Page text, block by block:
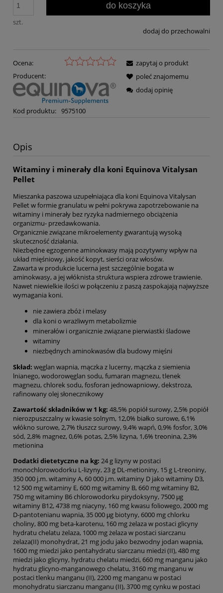
szt.
do koszyka
dodaj do przechowalni
Ocena:
Producent:
Kod produktu: 9575100
zapytaj o produkt
poleć znajomemu
dodaj opinię
Opis
Witaminy i minerały dla koni Equinova Vitalysan
Pellet
Mieszanka paszowa uzupełniająca dla koni Equinova Vitalysan
Pellet w formie granulatu w pełni pokrywa zapotrzebowanie na
witaminy i minerały bez ryzyka nadmiernego obciążenia
organizmu- przedawkowania.
Organicznie związane mikroelementy gwarantują wysoką
skuteczność działania.
Niezbędne egzogenne aminokwasy mają pozytywny wpływ na
układ mięśniowy, jakość kopyt, sierści oraz włosów.
Zawarta w produkcie lucerna jest szczególnie bogata w
aminokwasy, a jej włóknista struktura wspiera zdrowe trawienie.
Nawet niewielkie ilości w połączeniu z paszą zaspokajają najwyższe
wymagania koni.
nie zawiera zbóż i melasy
dla koni o wrażliwym metabolizmie
minerałów i organicznie związane pierwiastki śladowe
witaminy
niezbędnych aminokwasów dla budowy mięśni
Skład: węglan wapnia, mączka z lucerny, mączka z siemienia
lnianego, wodorowęglan sodu, fumaran magnezu, tlenek
magnezu, chlorek sodu, fosforan jednowapniowy, dekstroza,
rafinowany olej słonecznikowy
Zawartość składników w 1 kg: 48,5% popiół surowy, 2,5% popiół
nierozpuszczalny w kwasie solnym, 12,0% białko surowe, 6,1%
włókno surowe, 2,7% tłuszcz surowy, 9,4% wapń, 0,9% fosfor, 3,0%
sód, 2,8% magnez, 0,6% potas, 2,5% lizyna, 1,6% treonina, 2,3%
metionina
Dodatki dietetyczne na kg: 24 g lizyny w postaci
monochlorowodorku L-lizyny, 23 g DL-metioniny, 15 g L-treoniny,
350 000 j.m. witaminy A, 60 000 j.m. witaminy D jako witaminy D3,
12 500 mg witaminy E, 600 mg witaminy B, 660 mg witaminy B2,
750 mg witaminy B6 chlorowodorku pirydoksyny, 7500 μg
witaminy B12, 4738 mg niacyny, 160 mg kwasu foliowego, 2000 mg
D-pantotenianu wapnia, 35 000 μg biotyny, 6000 mg chlorku
choliny, 800 mg beta-karotenu, 160 mg żelaza w postaci glicyny
hydratu chelatu żelaza, 1000 mg żelaza w postaci siarczanu
żelaza(II) monohydrat, 21 mg jodu jako bezwodny jodan wapnia,
1600 mg miedzi jako pentahydratu siarczanu miedzi (II), 480 mg
miedzi jako glicyny, hydratu chelatu miedzi, 660 mg manganu jako
hydratu glicyno-manganowego chelatu, 3160 mg manganu w
postaci tlenku manganu (II), 2200 mg manganu w postaci
monohydratu siarczanu manganu (II), 3700 mg cynku w postaci